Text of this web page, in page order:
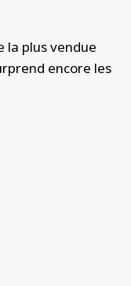
la plus vendue
encore les